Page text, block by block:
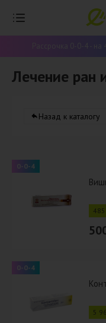
Рассрочка 0-0-4 -
Лечение ран
Назад к каталогу
0-0-4
0-0-4
5